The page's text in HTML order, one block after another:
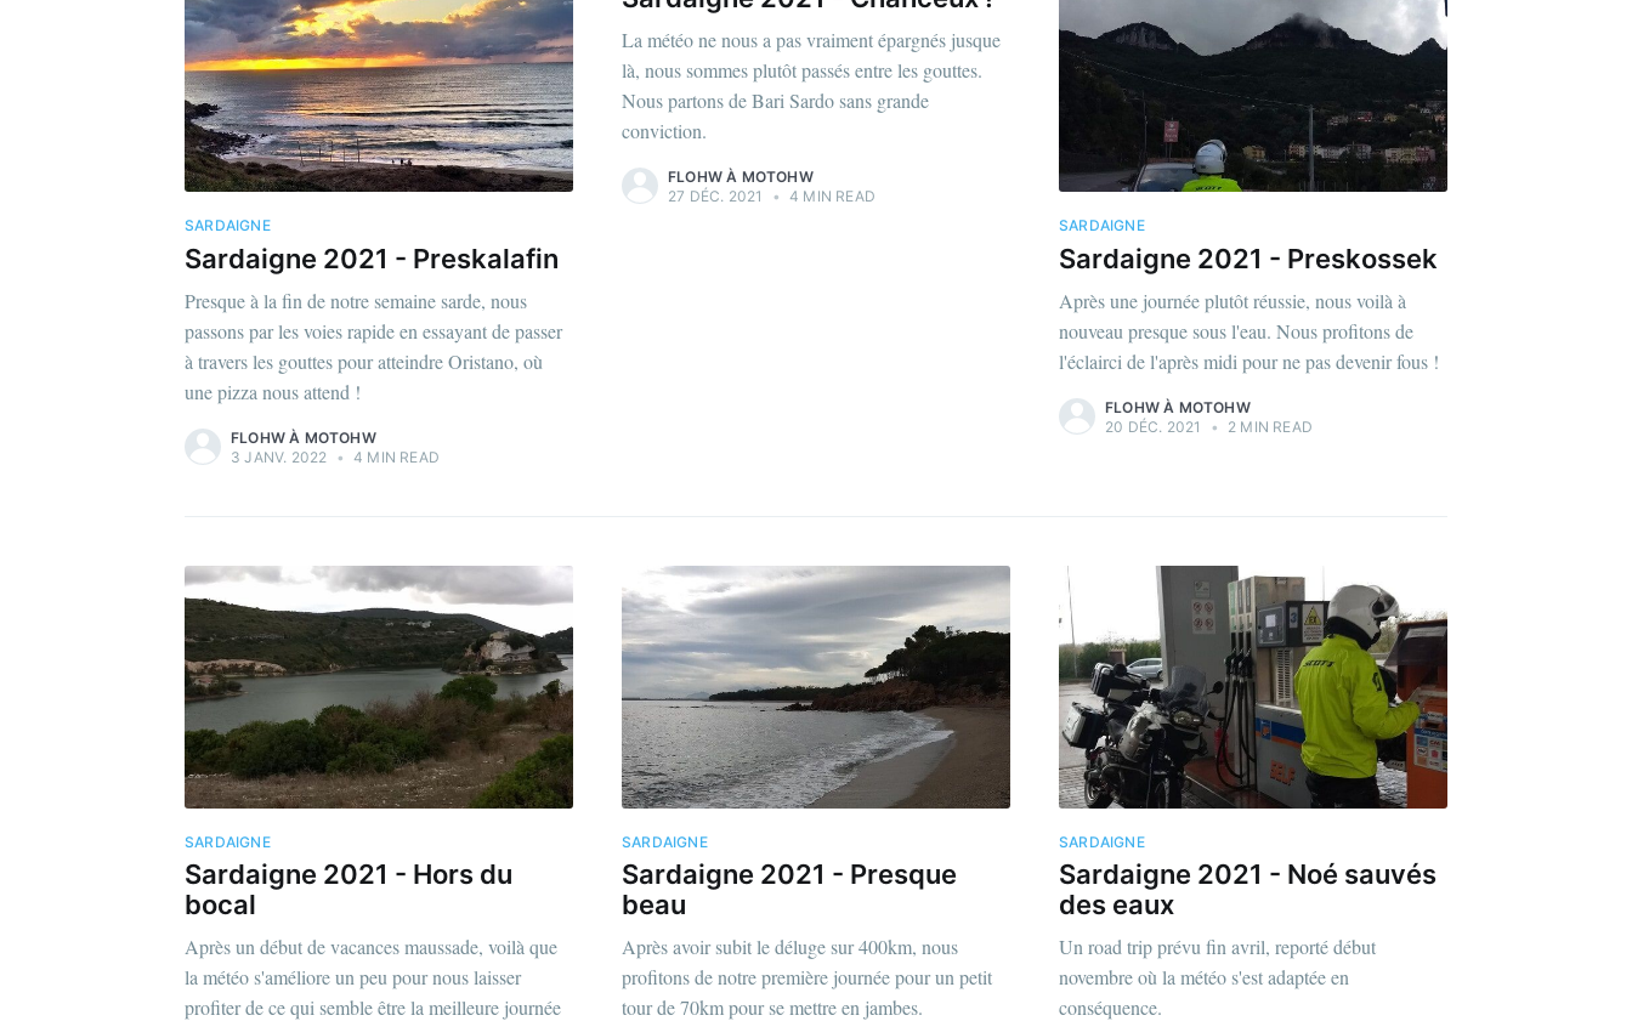
SARDAIGNE
Sardaigne 2021 - Preskalafin
Presque à la fin de notre semaine sarde, nous
passons par les voies rapide en essayant de passer
à travers les gouttes pour atteindre Oristano, où
une pizza nous attend !
FLOHW À MOTOHW
3 JANV. 2022
• 4 MIN READ
La météo ne nous a pas vraiment épargnés jusque
là, nous sommes plutôt passés entre les gouttes.
Nous partons de Bari Sardo sans grande
conviction.
FLOHW À MOTOHW
27 DÉC. 2021
• 4 MIN READ
SARDAIGNE
Sardaigne 2021 - Preskossek
Après une journée plutôt réussie, nous voilà à
nouveau presque sous l'eau. Nous profitons de
l'éclairci de l'après midi pour ne pas devenir fous !
FLOHW À MOTOHW
20 DÉC. 2021
• 2 MIN READ
SARDAIGNE
Sardaigne 2021 - Hors du
bocal
Après un début de vacances maussade, voilà que
la météo s'améliore un peu pour nous laisser
profiter de ce qui semble être la meilleure journée
SARDAIGNE
Sardaigne 2021 - Presque
beau
Après avoir subit le déluge sur 400km, nous
profitons de notre première journée pour un petit
tour de 70km pour se mettre en jambes.
SARDAIGNE
Sardaigne 2021 - Noé sauvés
des eaux
Un road trip prévu fin avril, reporté début
novembre où la météo s'est adaptée en
conséquence.